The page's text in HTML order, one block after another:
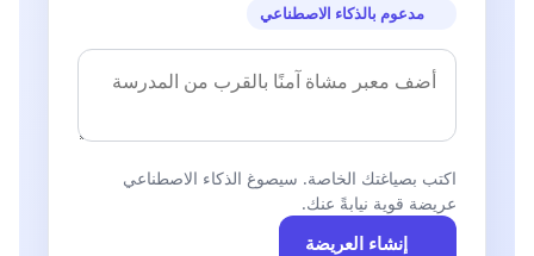
مدعوم بالذكاء الاصطناعي
اكتب بصياغتك الخاصة. سيصوغ الذكاء الاصطناعي
عريضة قوية نيابةً عنك.
إنشاء العريضة